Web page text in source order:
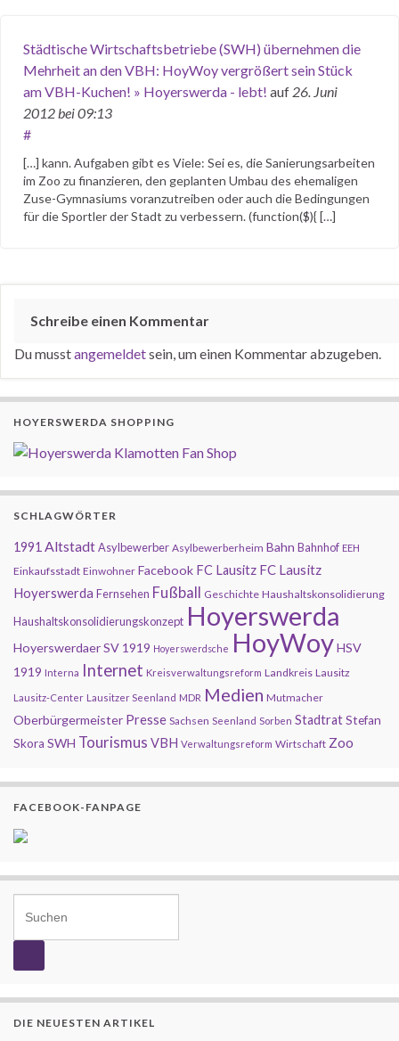
Städtische Wirtschaftsbetriebe (SWH) übernehmen die
Mehrheit an den VBH: HoyWoy vergrößert sein Stück
am VBH-Kuchen! » Hoyerswerda - lebt! auf 26. Juni
2012bei 09:13
#
[…] kann. Aufgaben gibt es Viele: Sei es, die Sanierungsarbeiten
im Zoo zu finanzieren, den geplanten Umbau des ehemaligen
Zuse-Gymnasiums voranzutreiben oder auch die Bedingungen
für die Sportler der Stadt zu verbessern. (function($){ […]
Schreibe einen Kommentar
Du musstangemeldetsein, um einen Kommentar abzugeben.
HOYERSWERDA SHOPPING
SCHLAGWÖRTER
1991 AltstadtAsylbewerber Asylbewerberheim Bahn Bahnhof EEH
Einkaufsstadt Einwohner Facebook FC Lausitz FC Lausitz
Hoyerswerda Fernsehen Fußball Geschichte Haushaltskonsolidierung
Haushaltskonsolidierungskonzept Hoyerswerda
Hoyerswerdaer SV 1919 Hoyerswerdsche HoyWoyHSV
1919 Interna Internet Kreisverwaltungsreform Landkreis Lausitz
Lausitz-Center Lausitzer Seenland MDR Medien Mutmacher
Oberbürgermeister Presse Sachsen Seenland Sorben StadtratStefan
Skora SWH Tourismus VBH Verwaltungsreform Wirtschaft Zoo
FACEBOOK-FANPAGE
DIE NEUESTEN ARTIKEL